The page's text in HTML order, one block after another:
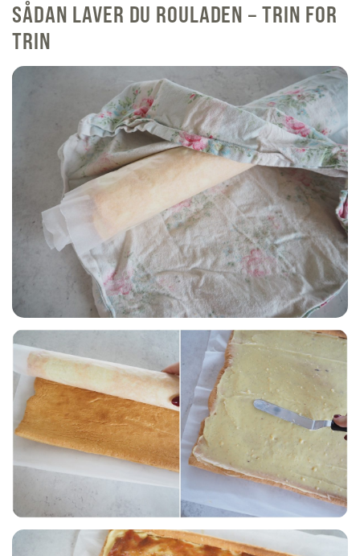
SÅDAN LAVER DU ROULADEN – TRIN FOR
TRIN